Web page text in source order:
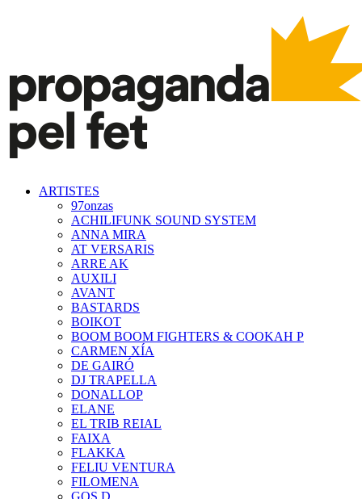
ARTISTES
97onzas
ACHILIFUNK SOUND SYSTEM
ANNA MIRA
AT VERSARIS
ARRE AK
AUXILI
AVANT
BASTARDS
BOIKOT
BOOM BOOM FIGHTERS & COOKAH P
CARMEN XÍA
DE GAIRÓ
DJ TRAPELLA
DONALLOP
ELANE
EL TRIB REIAL
FAIXA
FLAKKA
FELIU VENTURA
FILOMENA
GOS D